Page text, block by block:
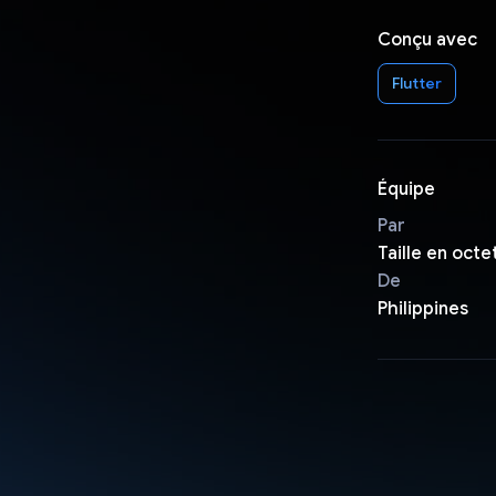
Conçu avec
Flutter
Équipe
Par
Taille en
De
Philippines